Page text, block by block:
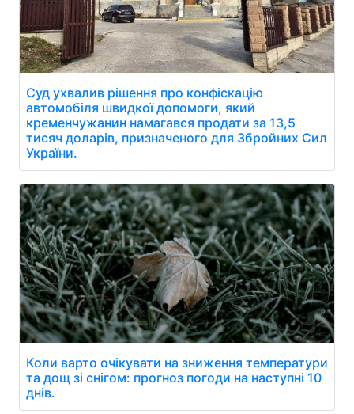
Суд ухвалив рішення про конфіскацію
автомобіля швидкої допомоги, який
кременчужанин намагався продати за 13,5
тисяч доларів, призначеного для Збройних Сил
України.
Коли варто очікувати на зниження температури
та дощ зі снігом: прогноз погоди на наступні 10
днів.